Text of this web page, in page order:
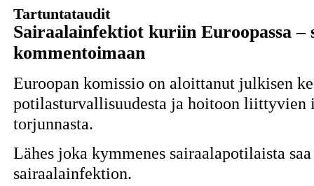
Tartuntataudit
Sairaalainfektiot kuriin Euroopassa –
kommentoimaan
Euroopan komissio on aloittanut julkisen
potilasturvallisuudesta ja hoitoon liittyvien
torjunnasta.
Lähes joka kymmenes sairaalapotilaista
sairaalainfektion.